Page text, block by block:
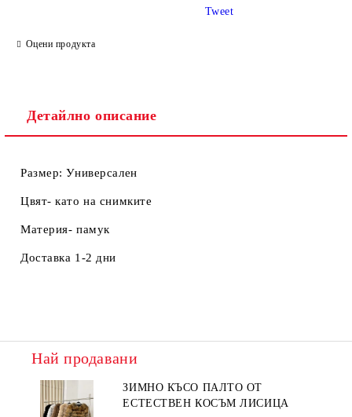
Оцени продукта
Tweet
Детайлно описание
Размер: Универсален
Цвят- като на снимките
Материя- памук
Доставка 1-2 дни
Най продавани
ЗИМНО КЪСО ПАЛТО ОТ
ЕСТЕСТВЕН КОСЪМ ЛИСИЦА